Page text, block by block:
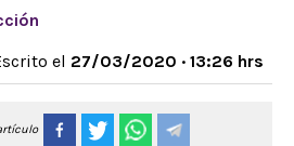
el 27/03/2020 · 13:26 hrs